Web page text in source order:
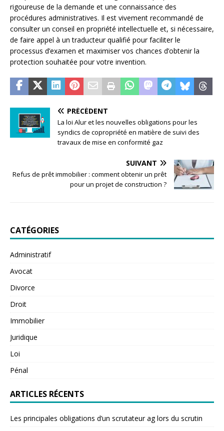
rigoureuse de la demande et une connaissance des
procédures administratives. Il est vivement recommandé de
consulter un conseil en propriété intellectuelle et, si nécessaire,
de faire appel à un traducteur qualifié pour faciliter le
processus d’examen et maximiser vos chances d’obtenir la
protection souhaitée pour votre invention.
PRÉCÉDENT
La loi Alur et les nouvelles obligations pour les
syndics de copropriété en matière de suivi des
travaux de mise en conformité gaz
SUIVANT
Refus de prêt immobilier : comment obtenir un prêt
pour un projet de construction ?
CATÉGORIES
Administratif
Avocat
Divorce
Droit
Immobilier
Juridique
Loi
Pénal
ARTICLES RÉCENTS
Les principales obligations d’un scrutateur ag lors du scrutin